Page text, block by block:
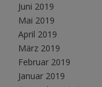
Juni 2019
Mai 2019
April 2019
März 2019
Februar 2019
Januar 2019